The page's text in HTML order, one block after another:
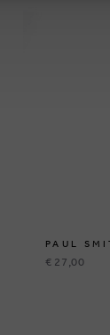
PAUL
€ 27,00